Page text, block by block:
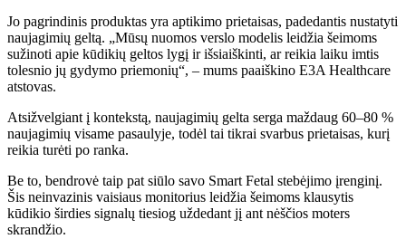
Jo pagrindinis produktas yra aptikimo prietaisas, padedantis nustatyti
naujagimių geltą. „Mūsų nuomos verslo modelis leidžia šeimoms
sužinoti apie kūdikių geltos lygį ir išsiaiškinti, ar reikia laiku imtis
tolesnio jų gydymo priemonių“, – mums paaiškino E3A Healthcare
atstovas.
Atsižvelgiant į kontekstą, naujagimių gelta serga maždaug 60–80 %
naujagimių visame pasaulyje, todėl tai tikrai svarbus prietaisas, kurį
reikia turėti po ranka.
Be to, bendrovė taip pat siūlo savo Smart Fetal stebėjimo įrenginį.
Šis neinvazinis vaisiaus monitorius leidžia šeimoms klausytis
kūdikio širdies signalų tiesiog uždedant jį ant nėščios moters
skrandžio.